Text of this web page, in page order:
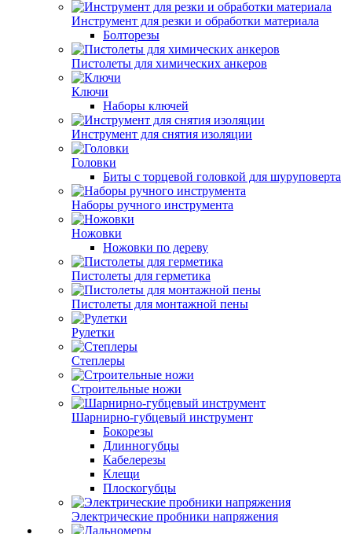
Инструмент для резки и обработки материала
Болторезы
Пистолеты для химических анкеров
Ключи
Наборы ключей
Инструмент для снятия изоляции
Головки
Биты с торцевой головкой для шуруповерта
Наборы ручного инструмента
Ножовки
Ножовки по дереву
Пистолеты для герметика
Пистолеты для монтажной пены
Рулетки
Степлеры
Строительные ножи
Шарнирно-губцевый инструмент
Бокорезы
Длинногубцы
Кабелерезы
Клещи
Плоскогубцы
Электрические пробники напряжения